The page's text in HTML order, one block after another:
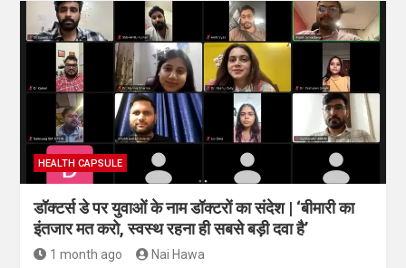
HEALTH CAPSULE
डॉक्टर्स डे पर युवाओं के नाम डॉक्टरों का संदेश | ‘बीमारी का
इंतजार मत करो, स्वस्थ रहना ही सबसे बड़ी दवा है’
1 month ago Nai Hawa